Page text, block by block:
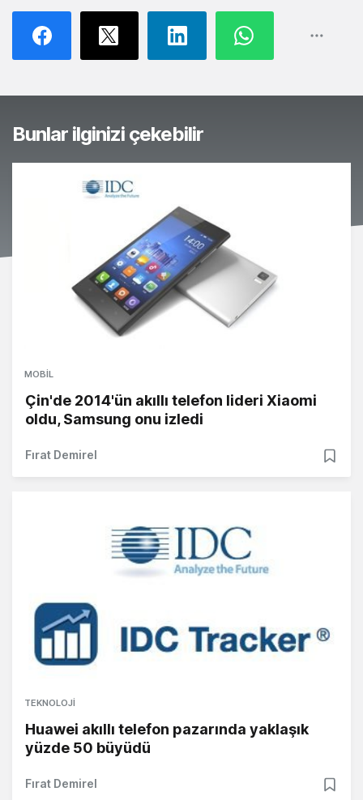
Bunlar ilginizi çekebilir
MOBIL
Çin'de 2014'ün akıllı telefon lideri Xiaomi
oldu, Samsung onu izledi
Fırat Demirel
TEKNOLOJI
Huawei akıllı telefon pazarında yaklaşık
yüzde 50 büyüdü
Fırat Demirel